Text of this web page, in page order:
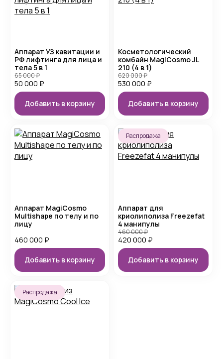
Аппарат УЗ кавитации и
РФ лифтинга для лица и
тела 5 в 1
50 000 ₽
65 000₽
Добавить в корзину
Косметологический
комбайн MagiCosmo JL
210 (4 в 1)
530 000 ₽
620 000₽
Добавить в корзину
Аппарат MagiCosmo
Multishape по телу и по
лицу
460 000 ₽
Добавить в корзину
Распродажа
Аппарат для
криолиполиза Freezefat
4 манипулы
420 000 ₽
460 000₽
Добавить в корзину
Распродажа